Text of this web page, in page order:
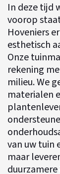
In deze tijd
voorop
Hoveniers
esthetisch
Onze
rekening
milieu. We
materialen
van uw tuin
maar